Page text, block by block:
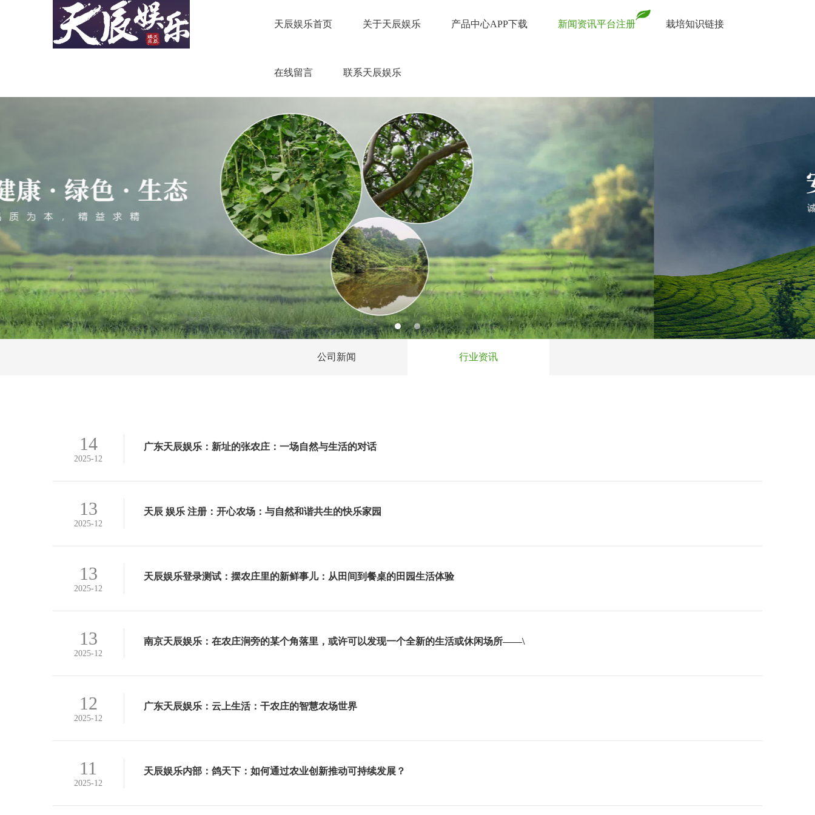
天辰娱乐首页 关于天辰娱乐 产品中心APP下载 新闻资讯平台注册 栽培知识链接
在线留言 联系天辰娱乐
公司新闻 行业资讯
14
2025-12
广东天辰娱乐：新址的张农庄：一场自然与生活的对话
13
2025-12
天辰 娱乐 注册：开心农场：与自然和谐共生的快乐家园
13
2025-12
天辰娱乐登录测试：摆农庄里的新鲜事儿：从田间到餐桌的田园生活体验
与和谐
13
2025-12
南京天辰娱乐：在农庄涧旁的某个角落里，或许可以发现一个全新的生活或休闲场所——\
谛
12
2025-12
广东天辰娱乐：云上生活：干农庄的智慧农场世界
效率和产品质量，以及如何利用这些新技术优化农民的生活方式
11
2025-12
天辰娱乐内部：鸽天下：如何通过农业创新推动可持续发展？